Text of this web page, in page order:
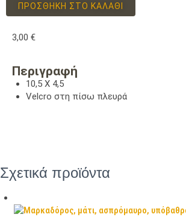
ΠΡΟΣΘΉΚΗ ΣΤΟ ΚΑΛΆΘΙ
3,00 €
Περιγραφή
10,5 Χ 4,5
Velcro στη πίσω πλευρά
Σχετικά προϊόντα